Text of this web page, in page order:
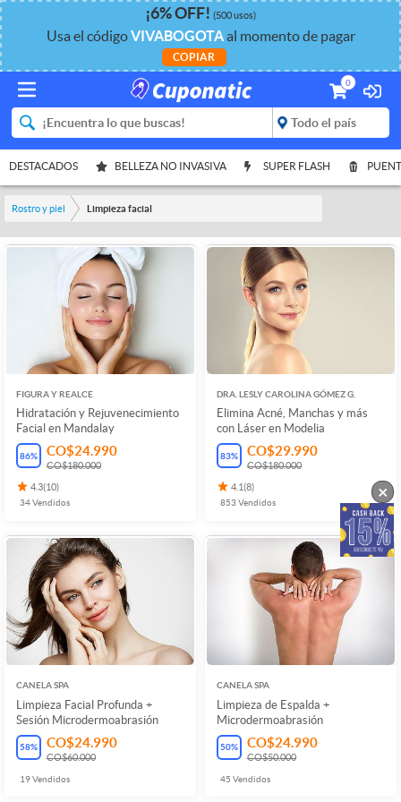
¡6%OFF! (500 usos)
Usa el códigoVIVABOGOTAal momento de pagar
COPIAR
0
DESTACADOS BELLEZA NO INVASIVA SUPER FLASH
Rostro y piel Limpieza facial
FIGURA Y REALCE
Hidratación y Rejuvenecimiento
Facial en Mandalay
86% CO$24.990
CO$180.000
4.3(10)
34Vendidos
DRA. LESLY CAROLINA GÓMEZ G.
Elimina Acné, Manchas y más
con Láser en Modelia
83% CO$29.990
CO$180.000
4.1(8)
853Vendidos
CANELA SPA
Limpieza Facial Profunda +
Sesión Microdermoabrasión
58% CO$24.990
CO$60.000
19Vendidos
CANELA SPA
Limpieza de Espalda +
Microdermoabrasión
50% CO$24.990
CO$50.000
45 Vendidos
×